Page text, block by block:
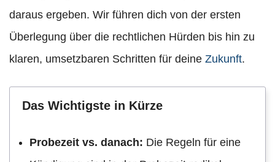
daraus ergeben. Wir führen dich von der ersten
Überlegung über die rechtlichen Hürden bis hin zu
klaren, umsetzbaren Schritten für deine Zukunft.
Das Wichtigste in Kürze
Probezeit vs. danach: Die Regeln für eine